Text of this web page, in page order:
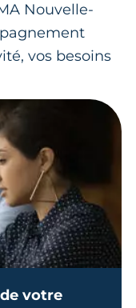
Nouvelle-
vos besoins
votre